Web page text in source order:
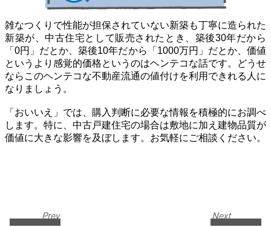
雑なつくりで性能が担保されていない新築も丁寧に造られた
新築が、中古住宅として販売されたとき、築後30年だから
「0円」だとか、築後10年だから「1000万円」だとか、価値
というより感覚的価格というのはヘンテコな話です。どうせ
ならこのヘンテコな不動産流通の値付けを利用できれる人に
なりましょう。
「おいいえ」では、購入判断に必要な情報を積極的にお調べ
します。特に、中古戸建住宅の場合は敷地に加え建物品質が
価値に大きな影響を及ぼします。お気軽にご相談ください。
Prev Next